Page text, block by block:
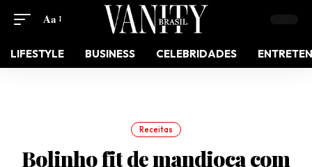
Aa
LIFESTYLE BUSINESS CELEBRIDADES
Receitas
Bolinho fit de mandioca com